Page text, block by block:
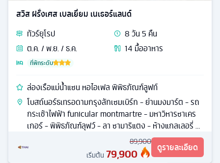
สวิส ฝรั่งเศส เบลเยี่ยม เนเธอร์แลนด์
ทัวร์ยุโรป 8วัน5 คืน
ต.ค. / พ.ย. / ธ.ค.
14 มื้ออาหาร
ที่พักระดับ
ล่องเรือแม่น้ำแซน หอไอเฟล พิพิธภัณฑ์ลูฟท์
โบสถ์นอร์ธเทรอดามกรุงลักเซมเบิร์ก - ย่านมงมาร์ต - รถ
กระเช้าไฟฟ้า funicular montmartre - มหาวิหารซาเคร
เกอร์ - พิพิธภัณฑ์ลุฟว์ - ลา ซามาริแตง - ห้างแกลเลอรี่ ลา
89,900
เริ่มต้น 79,900 ดูรายละเอียด